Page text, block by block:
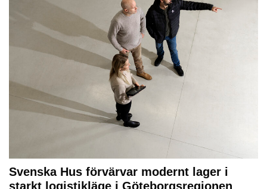
Svenska Hus förvärvar modernt lager i
starkt logistikläge i Göteborgsregionen